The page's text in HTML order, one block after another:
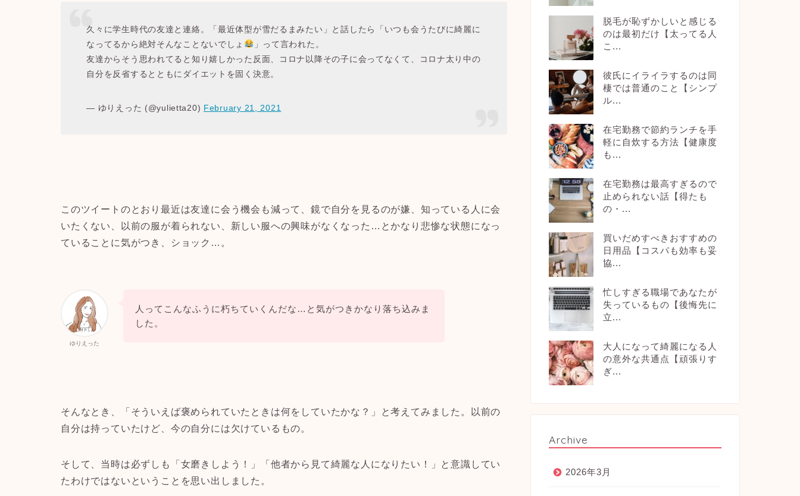
久々に学生時代の友達と連絡。「最近体型が雪だるまみたい」と話したら「いつも会うたびに綺麗に
なってるから絶対そんなことないでしょ
」って言われた。
友達からそう思われてると知り嬉しかった反面、コロナ以降その子に会ってなくて、コロナ太り中の
自分を反省するとともにダイエットを固く決意。
— ゆりえった (@yulietta20) February 21, 2021
このツイートのとおり最近は友達に会う機会も減って、 鏡で自分を見るのが嫌、知っている人に会
いたくない、以前の服が着られない、新しい服への興味がなくなった… とかなり悲惨な状態になっ
ていることに気がつき、ショック…。
ゆりえった
人ってこんなふうに朽ちていくんだな…と気がつきかなり落ち込みま
した。
そんなとき、「そういえば褒められていたときは何をしていたかな？」と考えてみました。
以前の
自分は持っていたけど、今の自分には欠けているもの。
そして、当時は必ずしも「女磨きしよう！」「他者から見て綺麗な人になりたい！」と意識してい
たわけではないということを思い出しました。
脱毛が恥ずかしいと感じる
のは最初だけ【太ってる人
こ...
彼氏にイライラするのは同
棲では普通のこと【シンプ
ル...
在宅勤務で節約ランチを手
軽に自炊する方法【健康度
も...
在宅勤務は最高すぎるので
止められない話【得たも
の・...
買いだめすべきおすすめの
日用品【コスパも効率も妥
協...
忙しすぎる職場であなたが
失っているもの【後悔先に
立...
大人になって綺麗になる人
の意外な共通点【頑張りす
ぎ...
Archive
2026年3月